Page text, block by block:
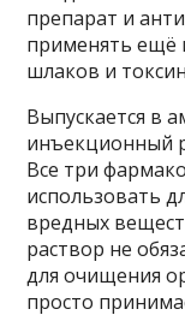
препарат и
применять ещё
шлаков и
Выпускается в
инъекционный
Все три
использовать
вредных
раствор не
для очищения
просто